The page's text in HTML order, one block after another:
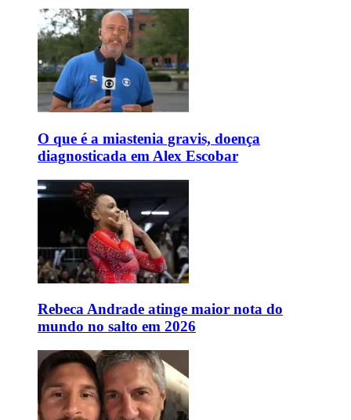
O que é a miastenia gravis, doença
diagnosticada em Alex Escobar
Rebeca Andrade atinge maior nota do
mundo no salto em 2026